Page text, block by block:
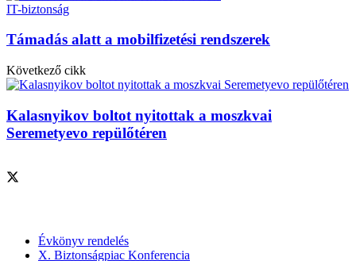
IT-biztonság
Támadás alatt a mobilfizetési rendszerek
Következő cikk
Kalasnyikov boltot nyitottak a moszkvai
Seremetyevo repülőtéren
Évkönyv rendelés
X. Biztonságpiac Konferencia